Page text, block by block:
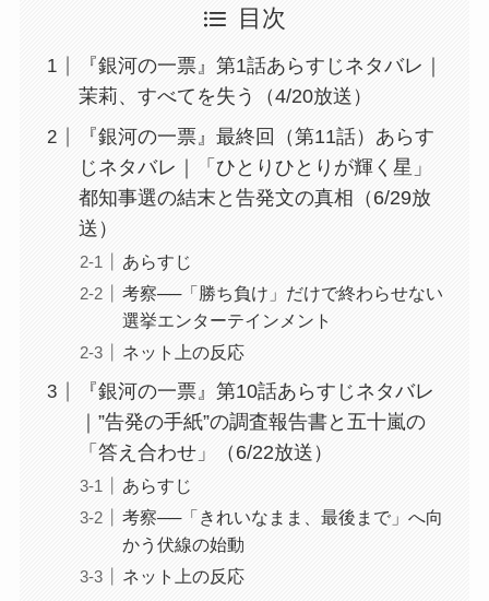
目次
『銀河の一票』第1話あらすじネタバレ｜
茉莉、すべてを失う（4/20放送）
『銀河の一票』最終回（第11話）あらす
じネタバレ｜「ひとりひとりが輝く星」
都知事選の結末と告発文の真相（6/29放
送）
あらすじ
考察──「勝ち負け」だけで終わらせない
選挙エンターテインメント
ネット上の反応
『銀河の一票』第10話あらすじネタバレ
｜”告発の手紙”の調査報告書と五十嵐の
「答え合わせ」（6/22放送）
あらすじ
考察──「きれいなまま、最後まで」へ向
かう伏線の始動
ネット上の反応